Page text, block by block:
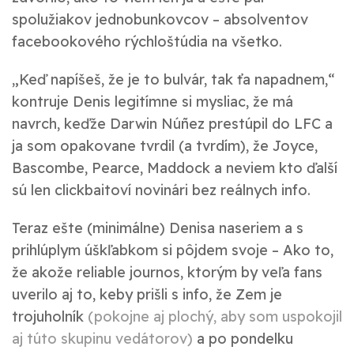
spolužiakov jednobunkovcov – absolventov
facebookového rýchloštúdia na všetko.
„Keď napíšeš, že je to bulvár, tak ťa napadnem,“
kontruje Denis legitímne si mysliac, že má
navrch, keďže Darwin Núñez prestúpil do LFC a
ja som opakovane tvrdil (a tvrdím), že Joyce,
Bascombe, Pearce, Maddock a neviem kto ďalší
sú len clickbaitoví novinári bez reálnych info.
Teraz ešte (minimálne) Denisa naseriem a s
prihlúplym úškľabkom si pôjdem svoje – Ako to,
že akože reliable journos, ktorým by veľa fans
uverilo aj to, keby prišli s info, že Zem je
trojuholník (pokojne aj plochý, aby som uspokojil
aj túto skupinu vedátorov) a po pondelku